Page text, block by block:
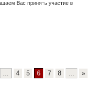
Вас принять участие в
... 4 5 6 7 8 ...
»